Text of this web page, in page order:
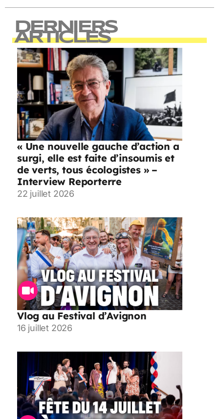
DERNIERS
ARTICLES
« Une nouvelle gauche d’action a
surgi, elle est faite d’insoumis et
de verts, tous écologistes » –
Interview Reporterre
22 juillet 2026
Vlog au Festival d’Avignon
16 juillet 2026